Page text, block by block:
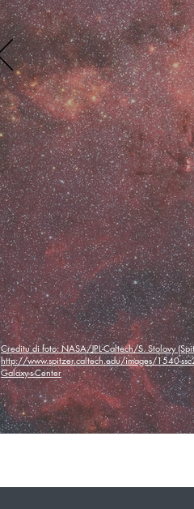
Creditu di foto: NASA/JPL-Caltech/S. Stolovy
http://www.spitzer.caltech.edu/images/1540-
Galaxy-s-Center